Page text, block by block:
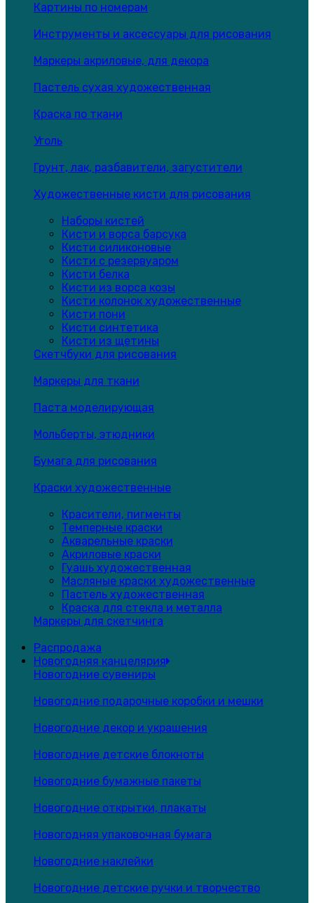
Картины по номерам
Инструменты и аксессуары для рисования
Маркеры акриловые, для декора
Пастель сухая художественная
Краска по ткани
Уголь
Грунт, лак, разбавители, загустители
Художественные кисти для рисования
Наборы кистей
Кисти и ворса барсука
Кисти силиконовые
Кисти с резервуаром
Кисти белка
Кисти из ворса козы
Кисти колонок художественные
Кисти пони
Кисти синтетика
Кисти из щетины
Скетчбуки для рисования
Маркеры для ткани
Паста моделирующая
Мольберты, этюдники
Бумага для рисования
Краски художественные
Красители, пигменты
Темперные краски
Акварельные краски
Акриловые краски
Гуашь художественная
Масляные краски художественные
Пастель художественная
Краска для стекла и металла
Маркеры для скетчинга
Распродажа
Новогодняя канцелярия
Новогодние сувениры
Новогодние подарочные коробки и мешки
Новогодние декор и украшения
Новогодние детские блокноты
Новогодние бумажные пакеты
Новогодние открытки, плакаты
Новогодняя упаковочная бумага
Новогодние наклейки
Новогодние детские ручки и творчество